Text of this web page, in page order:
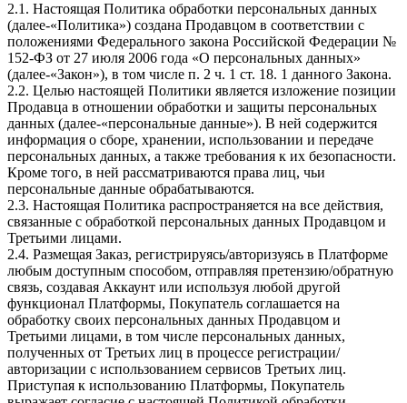
2.1. Настоящая Политика обработки персональных данных
(далее-«Политика») создана Продавцом в соответствии с
положениями Федерального закона Российской Федерации №
152-ФЗ от 27 июля 2006 года «О персональных данных»
(далее-«Закон»), в том числе п. 2 ч. 1 ст. 18. 1 данного Закона.
2.2. Целью настоящей Политики является изложение позиции
Продавца в отношении обработки и защиты персональных
данных (далее-«персональные данные»). В ней содержится
информация о сборе, хранении, использовании и передаче
персональных данных, а также требования к их безопасности.
Кроме того, в ней рассматриваются права лиц, чьи
персональные данные обрабатываются.
2.3. Настоящая Политика распространяется на все действия,
связанные с обработкой персональных данных Продавцом и
Третьими лицами.
2.4. Размещая Заказ, регистрируясь/авторизуясь в Платформе
любым доступным способом, отправляя претензию/обратную
связь, создавая Аккаунт или используя любой другой
функционал Платформы, Покупатель соглашается на
обработку своих персональных данных Продавцом и
Третьими лицами, в том числе персональных данных,
полученных от Третьих лиц в процессе регистрации/
авторизации с использованием сервисов Третьих лиц.
Приступая к использованию Платформы, Покупатель